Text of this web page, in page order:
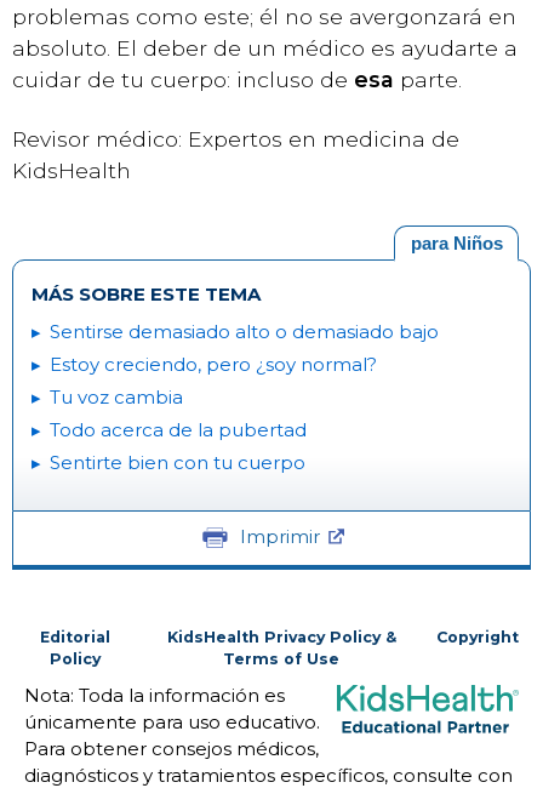
problemas como este; él no se avergonzará en
absoluto. El deber de un médico es ayudarte a
cuidar de tu cuerpo: incluso de esa parte.
Revisor médico: Expertos en medicina de
KidsHealth
para Niños
MÁS SOBRE ESTE TEMA
Sentirse demasiado alto o demasiado bajo
Estoy creciendo, pero ¿soy normal?
Tu voz cambia
Todo acerca de la pubertad
Sentirte bien con tu cuerpo
Imprimir
Editorial
Policy
KidsHealth Privacy Policy &
Terms of Use
Copyright
Nota: Toda la información es
únicamente para uso educativo.
Para obtener consejos médicos,
diagnósticos y tratamientos específicos, consulte con